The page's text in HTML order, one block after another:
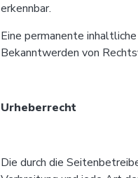
erkennbar.
Eine permanente
Bekanntwerden von
Urheberrecht
Die durch die